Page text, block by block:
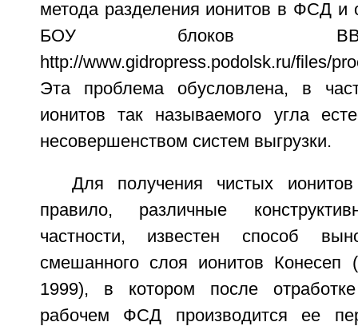
метода разделения ионитов в ФСД и
БОУ блоков
http://www.gidropress.podolsk.ru/files/
Эта проблема обусловлена, в
ионитов так называемого угла
несовершенством систем выгрузки.
Для получения чистых
правило, различные
частности, известен способ
смешанного слоя ионитов Конесеп
1999), в котором после
рабочем ФСД производится ее